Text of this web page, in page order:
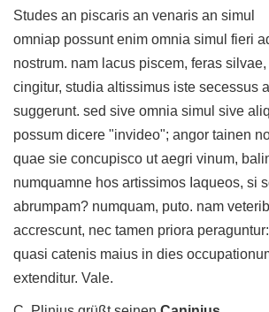
Studes an piscaris an venaris an simul
omniap possunt enim omnia simul fieri
nostrum. nam lacus piscem, feras
cingitur, studia altissimus iste secessus
suggerunt. sed sive omnia simul sive
possum dicere "invideo"; angor tainen
quae sie concupisco ut aegri vinum,
numquamne hos artissimos Iaqueos, si
abrumpam? numquam, puto. nam
accrescunt, nec tamen priora
quasi catenis maius in dies
extenditur. Vale.